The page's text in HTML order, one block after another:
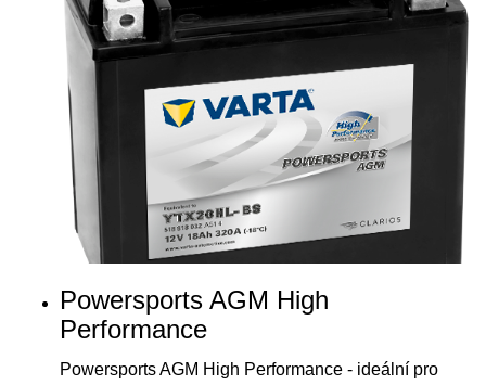
Powersports AGM High
Performance
Powersports AGM High Performance - ideální pro